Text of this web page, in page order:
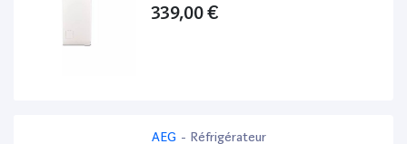
339,00 €
AEG - Réfrigérateur